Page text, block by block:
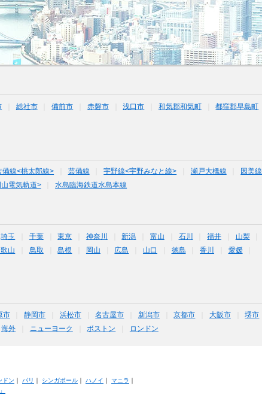
総社市 備前市 赤磐市 浅口市 和気郡和気町
都窪郡早島町
備線<桃太郎線> 芸備線 宇野線<宇野みなと線> 瀬戸大橋線
因美線
電気軌道> 水島臨海鉄道水島本線
埼玉 千葉 東京 神奈川 新潟 富山 石川 福井
山梨
山 鳥取 島根 岡山 広島 山口 徳島 香川
愛媛
市 静岡市 浜松市 名古屋市 新潟市 京都市 大阪市
堺市
海外 ニューヨーク ボストン ロンドン
ドン ｜ パリ ｜ シンガポール｜ ハノイ ｜ マニラ ｜